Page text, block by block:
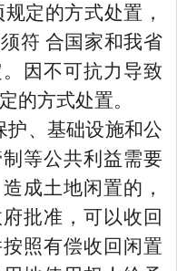
定的方式处置，
符 合国家和我省
因不可抗力导致
的方式处置。
护、基础设施和公
等公共利益需要
成土地闲置的，
批准，可以收回
照有偿收回闲置